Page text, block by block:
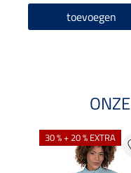
toevoegen
30 % + 20 % EXTRA